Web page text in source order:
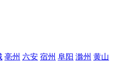
亳州 六安 宿州 阜阳 滁州 黄山